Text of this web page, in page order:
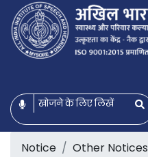
Notice Other Notices